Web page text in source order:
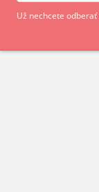
Už nechcete